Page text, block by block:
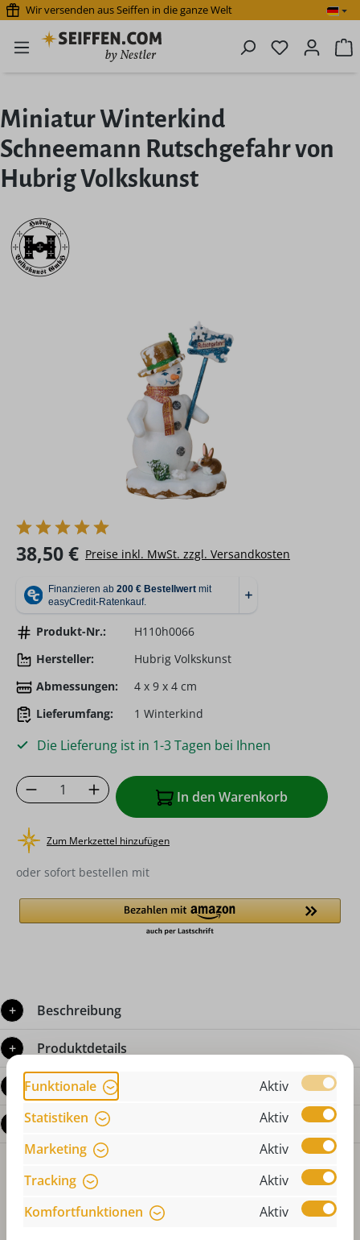
Zum Hauptinhalt springen
Wir versenden aus Seiffen in die ganze Welt
Du hast 0
Miniatur Winterkind
Schneemann Rutschgefahr von
Hubrig Volkskunst
Bildergalerie überspringen
Regulärer Preis:
38,50 € Preise inkl. MwSt. zzgl. Versandkosten
Produkt-Nr.:
H110h0066
Hersteller:
Hubrig Volkskunst
Abmessungen:
4 x 9 x 4 cm
Lieferumfang:
1 Winterkind
Die Lieferung ist in 1-3 Tagen bei Ihnen
Produkt Anzahl: Gib den gewünschten
In den Warenkorb
Zum Merkzettel hinzufügen
oder sofort bestellen mit
Beschreibung
Produktdetails
Bewertungen
Fragen zum Produkt
Funktionale
Aktiv
Statistiken
Aktiv
Marketing
Aktiv
Tracking
Aktiv
Komfortfunktionen
Aktiv